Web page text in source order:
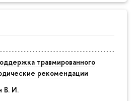
травмированного
рекомендации
В. И.